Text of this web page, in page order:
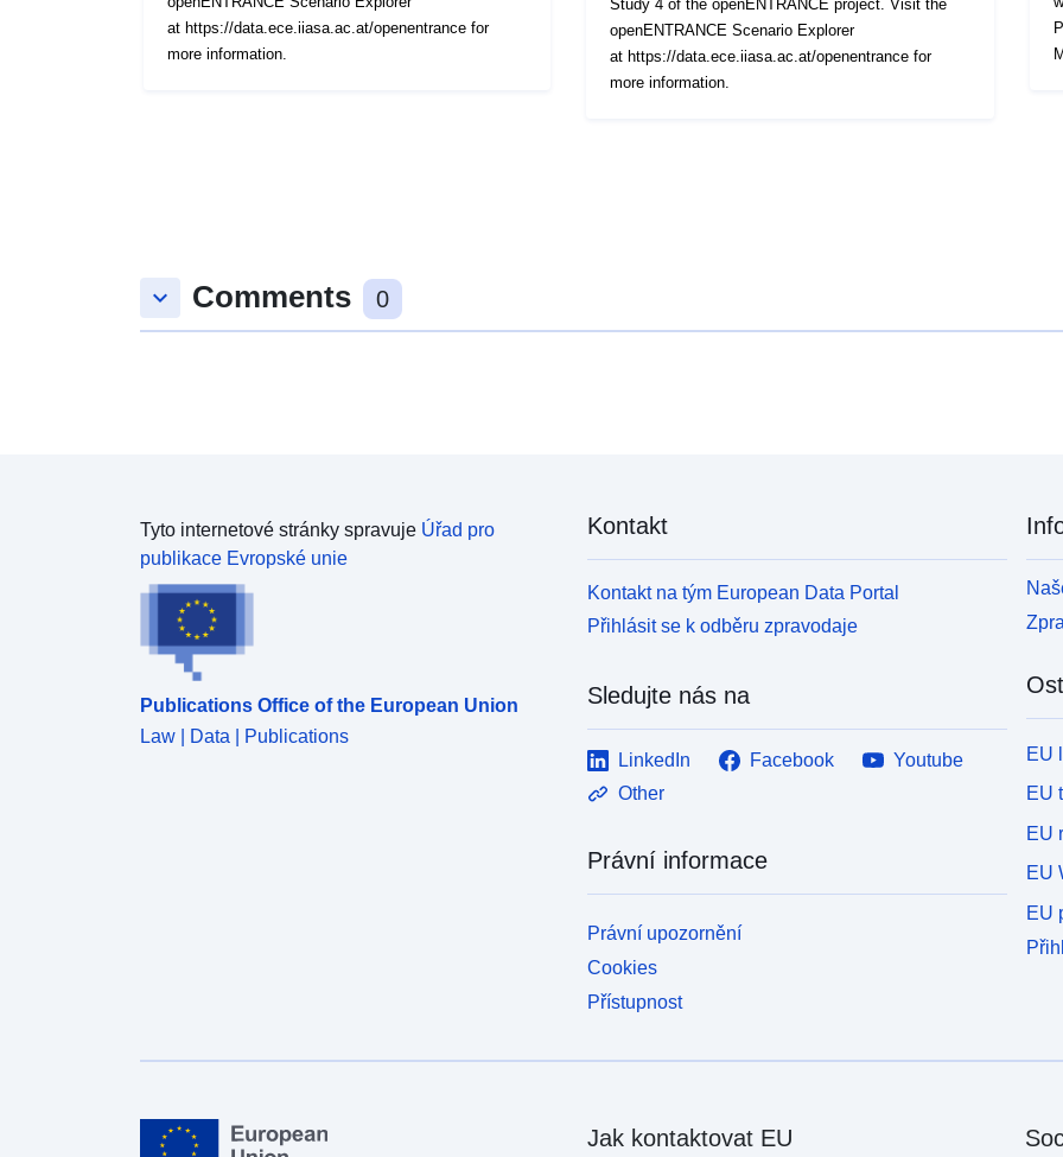
at https://data.ece.iiasa.ac.at/openentrance for
more information.
Study 4 of the openENTRANCE project. Visit the
openENTRANCE Scenario Explorer
at https://data.ece.iiasa.ac.at/openentrance for
more information.
keyboard_arrow_down Comments 0
Tyto internetové stránky spravuje Úřad pro
publikace Evropské unie
Publications Office of the European Union
Law | Data | Publications
Kontakt
Kontakt na tým European Data Portal
Přihlásit se k odběru zpravodaje
Sledujte nás na
LinkedIn Facebook
Youtube
Other
Právní informace
Právní upozornění
Cookies
Přístupnost
EU
EU
EU
EU
EU
Jak kontaktovat EU